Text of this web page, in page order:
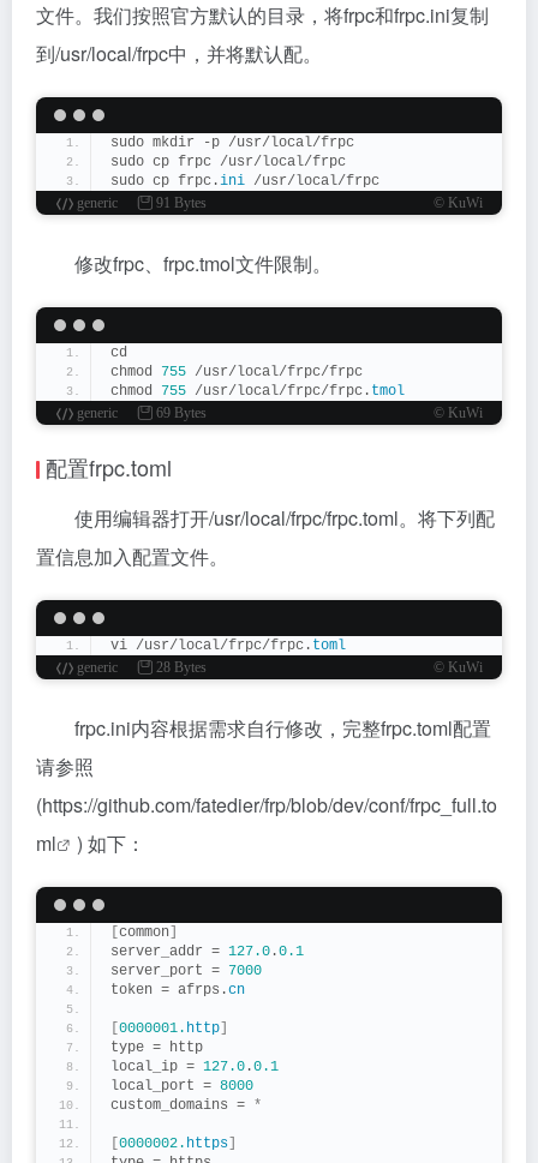
文件。我们按照官方默认的目录，将frpc和frpc.ini复制
到/usr/local/frpc中，并将默认配。
sudo mkdir -p /usr/local/frpc
sudo cp frpc /usr/local/frpc
sudo cp frpc.ini /usr/local/frpc
generic
91 Bytes © KuWi
修改frpc、frpc.tmol文件限制。
cd
chmod 755 /usr/local/frpc/frpc
chmod 755 /usr/local/frpc/frpc. tmol
generic
69 Bytes © KuWi
配置frpc.toml
使用编辑器打开/usr/local/frpc/frpc.toml。将下列配
置信息加入配置文件。
vi /usr/local/frpc/frpc. toml
generic
28 Bytes © KuWi
frpc.ini内容根据需求自行修改，完整frpc.toml配置
请参照
(https://github.com/fatedier/frp/blob/dev/conf/frpc_full.to
ml
) 如下：
common
server_addr = 127.0 .0.1
server_port = 7000
token = afrps.cn
0000001. http
type = http
local_ip = 127.0 .0.1
local_port = 8000
custom_domains = *
0000002. https